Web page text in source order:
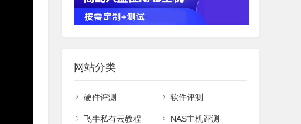
网站分类
硬件评测 软件评测
飞牛私有云教程 NAS主机评测